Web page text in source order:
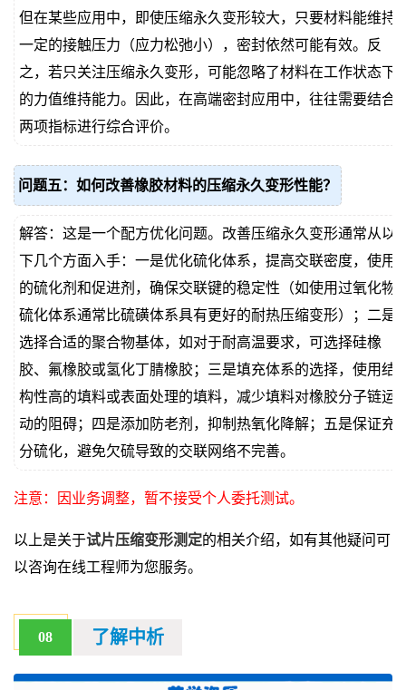
但在某些应用中，即使压缩永久变形较大，只要材料能维持
一定的接触压力（应力松弛小），密封依然可能有效。反
之，若只关注压缩永久变形，可能忽略了材料在工作状态下
的力值维持能力。因此，在高端密封应用中，往往需要结合
两项指标进行综合评价。
问题五：如何改善橡胶材料的压缩永久变形性能？
解答：这是一个配方优化问题。改善压缩永久变形通常从以
下几个方面入手：一是优化硫化体系，提高交联密度，使用
的硫化剂和促进剂，确保交联键的稳定性（如使用过氧化物
硫化体系通常比硫磺体系具有更好的耐热压缩变形）；二是
选择合适的聚合物基体，如对于耐高温要求，可选择硅橡
胶、氟橡胶或氢化丁腈橡胶；三是填充体系的选择，使用结
构性高的填料或表面处理的填料，减少填料对橡胶分子链运
动的阻碍；四是添加防老剂，抑制热氧化降解；五是保证充
分硫化，避免欠硫导致的交联网络不完善。
注意：因业务调整，暂不接受个人委托测试。
以上是关于试片压缩变形测定的相关介绍，如有其他疑问可
以咨询在线工程师为您服务。
08 了解中析